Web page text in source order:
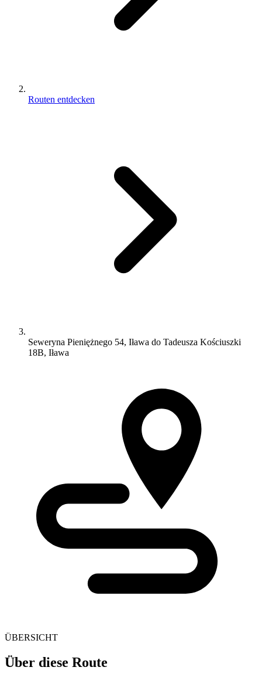
Routen entdecken
Seweryna Pieniężnego 54, Iława do Tadeusza Kościuszki
18B, Iława
ÜBERSICHT
Über diese Route